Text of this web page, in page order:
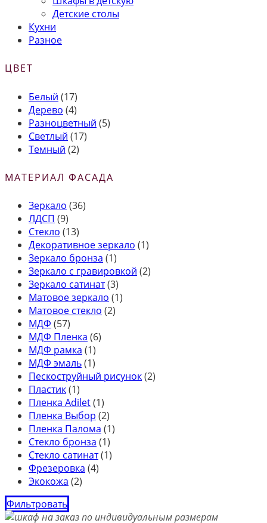
Детские столы
Кухни
Разное
ЦВЕТ
Белый (17)
Дерево (4)
Разноцветный (5)
Светлый (17)
Темный (2)
МАТЕРИАЛ ФАСАДА
Зеркало (36)
ЛДСП (9)
Стекло (13)
Декоративное зеркало (1)
Зеркало бронза (1)
Зеркало с гравировкой (2)
Зеркало сатинат(3)
Матовое зеркало (1)
Матовое стекло (2)
МДФ (57)
МДФ Пленка (6)
МДФ рамка (1)
МДФ эмаль(1)
Пескоструйный рисунок(2)
Пластик(1)
Пленка Adilet(1)
Пленка Выбор (2)
Пленка Палома (1)
Стекло бронза (1)
Стекло сатинат(1)
Фрезеровка (4)
Экокожа (2)
Фильтровать